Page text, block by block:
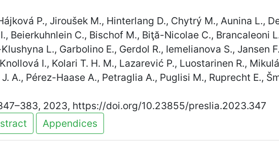
P., Jiroušek M., Hinterlang D., Chytrý M., Aunina L.,
Beierkuhnlein C., Bischof M., Biţă-Nicolae C., Brancaleoni
L., Garbolino E., Gerdol R., Iemelianova S., Jansen
I., Kolari T. H. M., Lazarević P., Luostarinen R.,
J. A., Pérez-Haase A., Petraglia A., Puglisi M., Ruprecht E.,
2023, https://doi.org/10.23855/preslia.2023.347
Appendices